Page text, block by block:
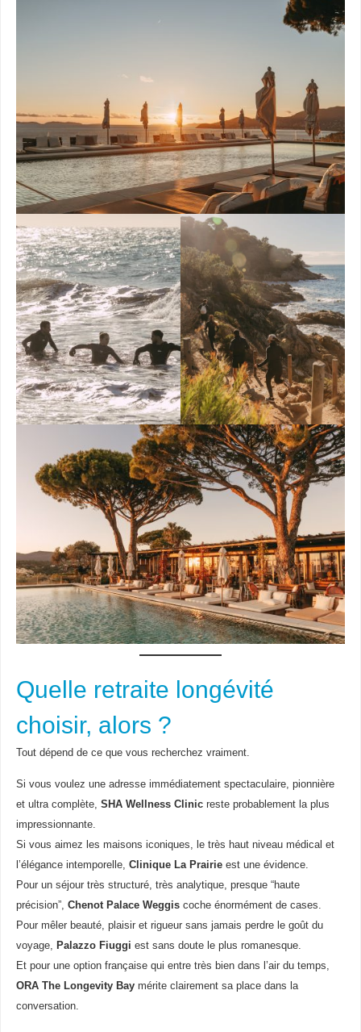
Quelle retraite longévité
choisir, alors ?
Tout dépend de ce que vous recherchez vraiment.
Si vous voulez une adresse immédiatement spectaculaire, pionnière
et ultra complète, SHA Wellness Clinicreste probablement la plus
impressionnante.
Si vous aimez les maisons iconiques, le très haut niveau médical et
l’élégance intemporelle, Clinique La Prairieest une évidence.
Pour un séjour très structuré, très analytique, presque “haute
précision”, Chenot Palace Weggiscoche énormément de cases.
Pour mêler beauté, plaisir et rigueur sans jamais perdre le goût du
voyage, Palazzo Fiuggi est sans doute le plus romanesque.
Et pour une option française qui entre très bien dans l’air du temps,
ORA The Longevity Baymérite clairement sa place dans la
conversation.